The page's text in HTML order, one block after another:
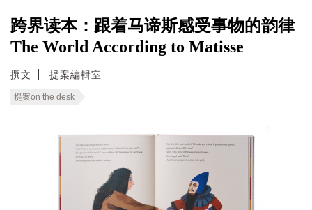
跨界读本：跟着马谛斯感受事物的韵律
The World According to Matisse
撰文 提案編輯室
提案on the desk